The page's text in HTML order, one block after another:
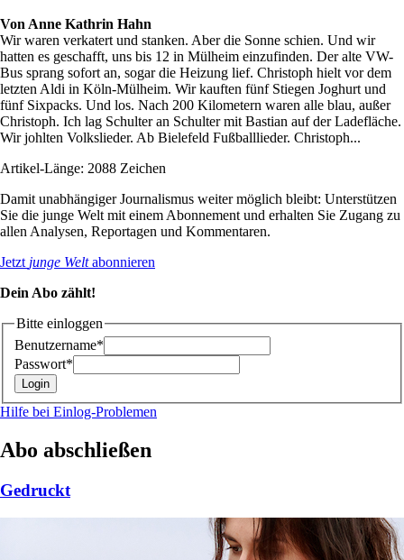
Von Anne Kathrin Hahn
Wir waren verkatert und stanken. Aber die Sonne schien. Und wir
hatten es geschafft, uns bis 12 in Mülheim einzufinden. Der alte VW-
Bus sprang sofort an, sogar die Heizung lief. Christoph hielt vor dem
letzten Aldi in Köln-Mülheim. Wir kauften fünf Stiegen Joghurt und
fünf Sixpacks. Und los. Nach 200 Kilometern waren alle blau, außer
Christoph. Ich lag Schulter an Schulter mit Bastian auf der Ladefläche.
Wir johlten Volkslieder. Ab Bielefeld Fußballlieder. Christoph...
Artikel-Länge: 2088 Zeichen
Damit unabhängiger Journalismus weiter möglich bleibt: Unterstützen
Sie die junge Welt mit einem Abonnement und erhalten Sie Zugang zu
allen Analysen, Reportagen und Kommentaren.
Jetzt junge Weltabonnieren
Dein Abo zählt!
Bitte einloggen
Benutzername*
Passwort*
Hilfe bei Einlog-Problemen
Abo abschließen
Gedruckt